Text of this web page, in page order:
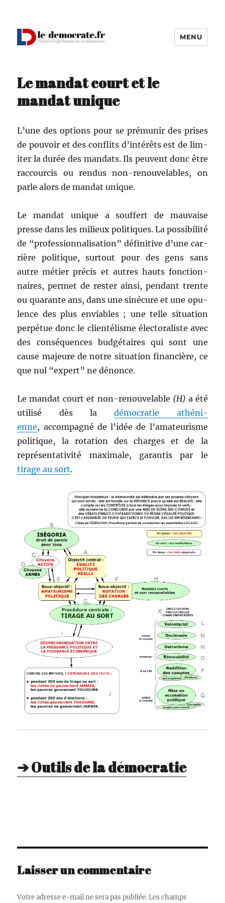
MENU
Le mandat court et le
mandat unique
L’une des options pour se pré­mu­nir des pris­es
de pou­voir et des con­flits d’intérêts est de lim­
iter la durée des man­dats. Ils peu­vent donc être
rac­cour­cis ou ren­dus non-renou­ve­lables, on
par­le alors de man­dat unique.
Le man­dat unique a souf­fert de mau­vaise
presse dans les milieux poli­tiques. La pos­si­bil­ité
de “pro­fes­sion­nal­i­sa­tion” défini­tive d’une car­
rière poli­tique, surtout pour des gens sans
autre méti­er pré­cis et autres hauts fonc­tion­
naires, per­met de rester ain­si, pen­dant trente
ou quar­ante ans, dans une sinécure et une opu­
lence des plus envi­ables ; une telle sit­u­a­tion
per­pétue donc le clien­télisme élec­toral­iste avec
des con­séquences budgé­taires qui sont une
cause majeure de notre sit­u­a­tion finan­cière, ce
que nul “expert” ne dénonce.
Le man­dat court et non-renou­ve­lable (H) a été
util­isé dès ladémoc­ra­tie athéni­
enne, accom­pa­g­né de l’idée de l’a­ma­teurisme
poli­tique, la rota­tion des charges et de la
représen­ta­tiv­ité max­i­male, garan­tis par le
tirage au sort.
➔ Outils de la démocratie
Laisser un commentaire
Votre adresse e-mail ne sera pas publiée. Les champs